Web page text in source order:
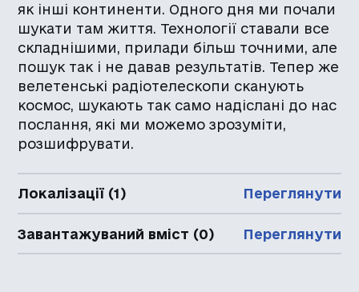
як інші континенти. Одного дня ми почали
шукати там життя. Технології ставали все
складнішими, прилади більш точними, але
пошук так і не давав результатів. Тепер же
велетенські радіотелескопи сканують
космос, шукають так само надіслані до нас
послання, які ми можемо зрозуміти,
розшифрувати.
Локалізації (1) Переглянути
Завантажуваний вміст (0) Переглянути